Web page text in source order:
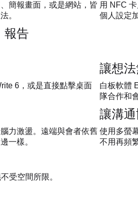
簡報畫面，或是網站，皆
。
用 NFC
個人設定
報告
6，或是直接點擊桌面
讓想
白板軟體
隊合作和
力激盪。遠端與會者依舊
一樣。
讓溝
使用多螢
不用再頻
受空間所限。